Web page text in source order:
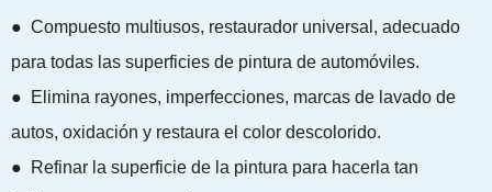
● Compuesto multiusos, restaurador universal, adecuado
para todas las superficies de pintura de automóviles.
● Elimina rayones, imperfecciones, marcas de lavado de
autos, oxidación y restaura el color descolorido.
● Refinar la superficie de la pintura para hacerla tan